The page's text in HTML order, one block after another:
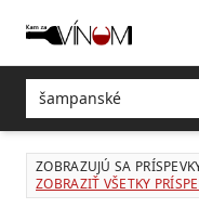
ZOBRAZUJÚ SA
ZOBRAZIŤ VŠETKY